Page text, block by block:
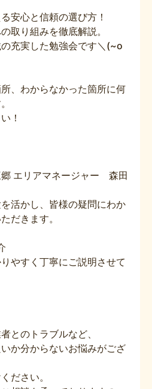
安心と信頼の選び方！
取り組みを徹底解説。
充実した勉強会です＼(~o
、わからなかった箇所に何
！
エリアマネージャー 森田
活かし、皆様の疑問にわか
だきます。
やすく丁寧にご説明させて
とのトラブルなど、
か分からないお悩みがござ
ださい。